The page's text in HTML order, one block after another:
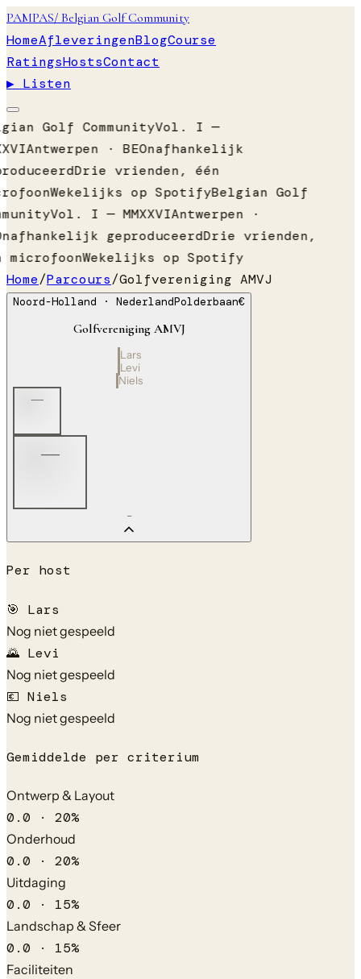
PAMPAS/ Belgian Golf Community
HomeAfleveringenBlogCourse
RatingsHostsContact
▶ Listen
Golf CommunityVol. I —
Antwerpen · BEOnafhankelijk
Drie vrienden, één
Wekelijks op SpotifyBelgian Golf
Vol. I — MMXXVIAntwerpen ·
geproduceerdDrie vrienden,
microfoonWekelijks op Spotify
Home/Parcours/Golfvereniging AMVJ
Noord-Holland · NederlandPolderbaan€
Golfvereniging AMVJ
Lars
Levi
Niels
—
—
—
Per host
🎯 Lars
Nog niet gespeeld
🌄 Levi
Nog niet gespeeld
💶 Niels
Nog niet gespeeld
Gemiddelde per criterium
Ontwerp & Layout
0.0 · 20%
Onderhoud
0.0 · 20%
Uitdaging
0.0 · 15%
Landschap & Sfeer
0.0 · 15%
Faciliteiten